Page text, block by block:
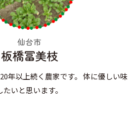
仙台市
板橋冨美枝
年以上続く農家です。 体に優しい味
いと思います。